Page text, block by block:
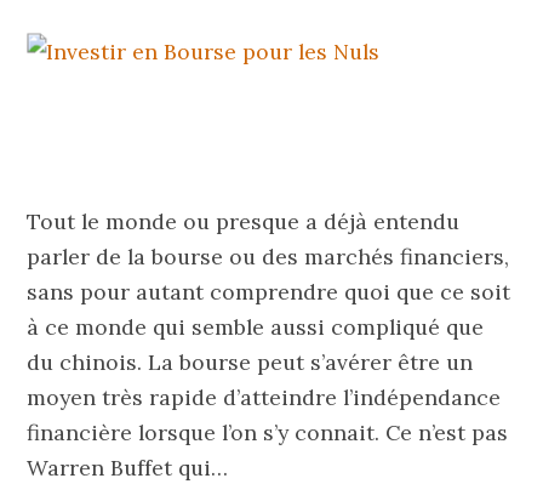
Tout le monde ou presque a déjà entendu
parler de la bourse ou des marchés financiers,
sans pour autant comprendre quoi que ce soit
à ce monde qui semble aussi compliqué que
du chinois. La bourse peut s’avérer être un
moyen très rapide d’atteindre l’indépendance
financière lorsque l’on s’y connait. Ce n’est pas
Warren Buffet qui…